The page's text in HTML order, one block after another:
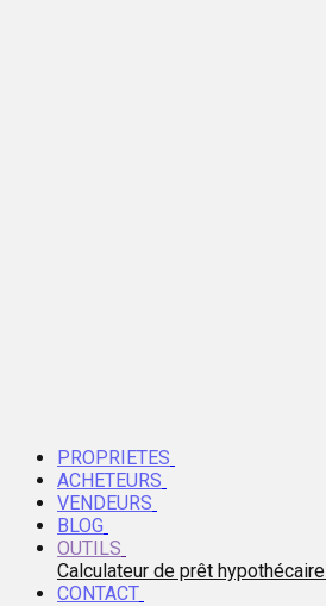
PROPRIETES
ACHETEURS
VENDEURS
BLOG
OUTILS
Calculateur de prêt hypothécaire
CONTACT